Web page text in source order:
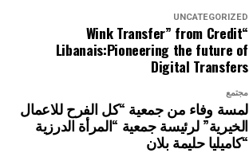
UNCATEGORIZED
“Wink Transfer” from Credit
Libanais:Pioneering the future of
Digital Transfers
مجتمع
لمسة وفاء من جمعية “كل الفرح للاعمال
الخيرية” لرئيسة جمعية “المرأة الدرزية
“كاميليا حليمة بلان